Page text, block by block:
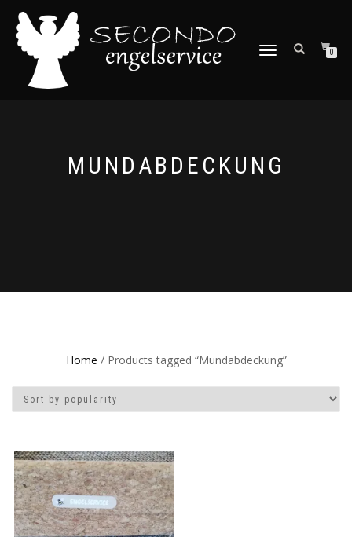
NAVIGATION
0
MUNDABDECKUNG
Home / Products tagged “Mundabdeckung”